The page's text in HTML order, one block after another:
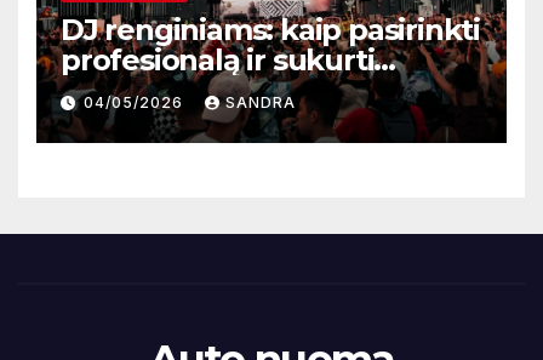
DJ renginiams: kaip pasirinkti
profesionalą ir sukurti
nepamirštamą atmosferą
04/05/2026 SANDRA